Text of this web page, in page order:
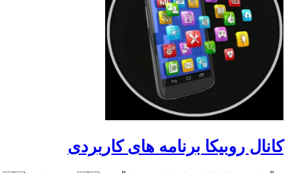
کانال روبیکا برنامه های کاربردی